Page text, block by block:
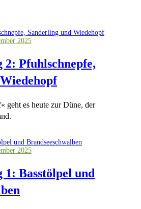
2025
2: Pfuhlschnepfe,
geht es heute zur Düne, der
2025
1: Basstölpel und